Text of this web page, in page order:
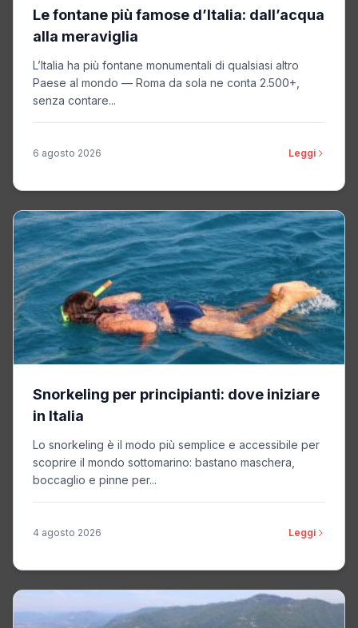
Le fontane più famose d’Italia: dall’acqua
alla meraviglia
L’Italia ha più fontane monumentali di qualsiasi altro
Paese al mondo — Roma da sola ne conta 2.500+,
senza contare...
6 agosto 2026 Leggi
Snorkeling per principianti: dove iniziare
in Italia
Lo snorkeling è il modo più semplice e accessibile per
scoprire il mondo sottomarino: bastano maschera,
boccaglio e pinne per...
4 agosto 2026 Leggi